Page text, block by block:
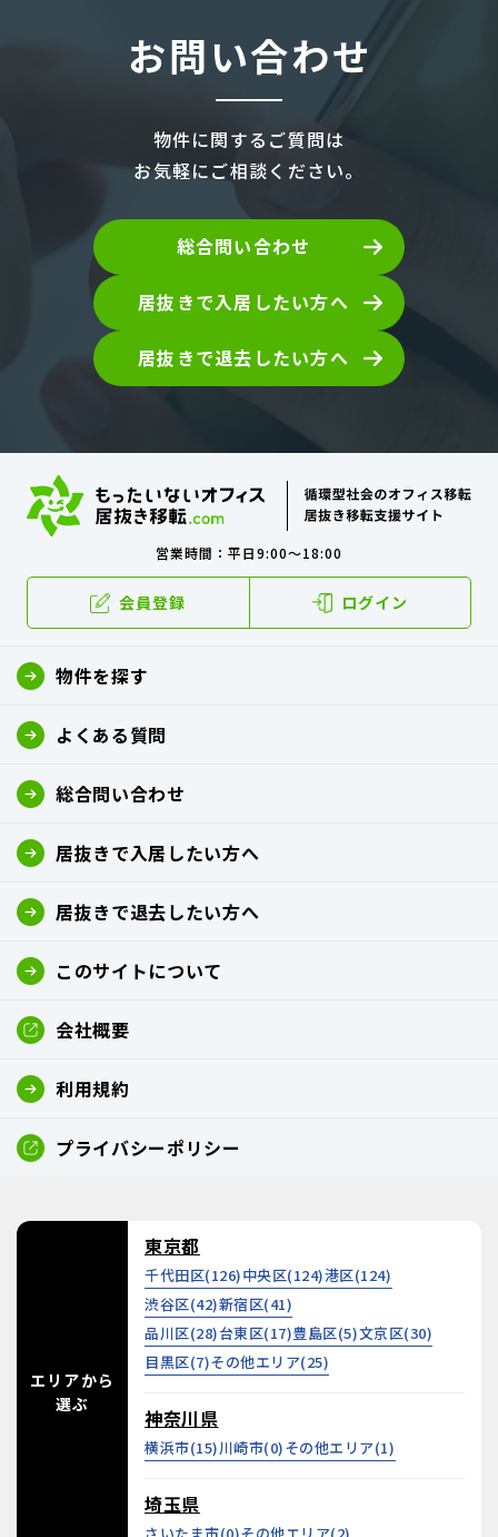
お問い合わせ
物件に関するご質問は
お気軽にご相談ください。
総合問い合わせ
居抜きで入居したい方へ
居抜きで退去したい方へ
営業時間：平日9:00～18:00
会員登録 ログイン
物件を探す
よくある質問
総合問い合わせ
居抜きで入居したい方へ
居抜きで退去したい方へ
このサイトについて
会社概要
利用規約
プライバシーポリシー
エリアから
選ぶ
東京都
千代田区(126)中央区(124)港区(124)
渋谷区(42)新宿区(41)
品川区(28)台東区(17)豊島区(5)文京区(30)
目黒区(7)その他エリア(25)
神奈川県
横浜市(15)川崎市(0)その他エリア(1)
埼玉県